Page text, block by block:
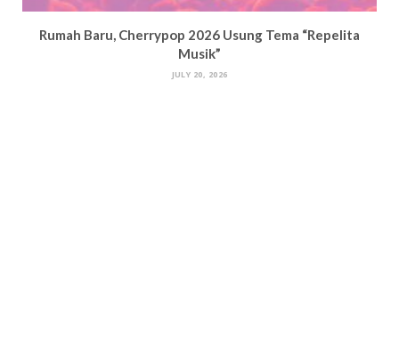
Rumah Baru, Cherrypop 2026 Usung Tema “Repelita
Musik”
JULY 20, 2026